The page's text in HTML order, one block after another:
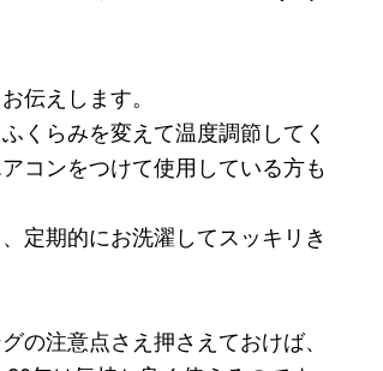
伝えします。
くらみを変えて温度調節してく
コンをつけて使用している方も
定期的にお洗濯してスッキリき
の注意点さえ押さえておけば、